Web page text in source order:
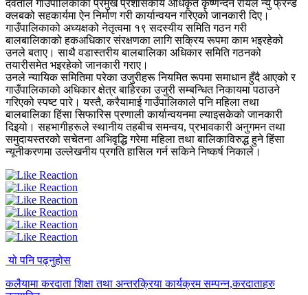
देवताल गाउँपालिकाका प्रमुख प्रशासकीय अधिकृत कृष्णन्दन रायले न्यु फ्रेन्ड
क्लबको सहकार्यमा ऐन निर्माण गरी कार्यान्वयन गरिएको जानकारी दिए।
गाउँपालिकाको अध्यक्षको नेतृत्वमा १९ सदस्यीय समिति गठन गरी
बालबालिकाको हकअधिकार संरक्षणका लागि सक्रिय रूपमा काम भइरहेको
उनले बताए। साथै वडास्तरीय बालबालिका अधिकार समिति गठनको
तयारीसमेत भइरहेको जानकारी गराए।
उनले न्यायिक समितिमा परेका उजुरीहरू नियमित रूपमा समाधान हुँदै आएको र
गाउँपालिकाको अधिकार क्षेत्र बाहिरका उजुरी सम्बन्धित निकायमा पठाउने
गरिएको स्पष्ट पारे। यस्तै, करैयामाई गाउँपालिकाले पनि महिला तथा
बालबालिका हिंसा सिफारिस प्रणाली कार्यान्वयनमा ल्याइसकेको जानकारी
दिइयो। सहभागीहरूले स्थानीय तहबीच समन्वय, प्रभावकारी अनुगमन तथा
समुदायस्तरको सचेतना अभिवृद्धि गरेमा महिला तथा बालिकाविरुद्ध हुने हिंसा
न्यूनीकरणमा उल्लेखनीय प्रगति हासिल गर्न सकिने निष्कर्ष निकाले।
यो पनि पढ्नुहोस
कलैयामा करदाता शिक्षा तथा अन्तरक्रिया कार्यक्रम सम्पन्न,करदाताहरु